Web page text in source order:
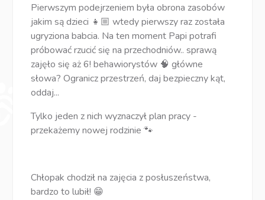
Pierwszym podejrzeniem była obrona zasobów
jakim są dzieci 👧🏼 wtedy pierwszy raz została
ugryziona babcia. Na ten moment Papi potrafi
próbować rzucić się na przechodniów.. sprawą
zajęło się aż 6! behawiorystów 🧠 główne
słowa? Ogranicz przestrzeń, daj bezpieczny kąt,
oddaj...
Tylko jeden z nich wyznaczył plan pracy -
przekażemy nowej rodzinie 🐾
Chłopak chodził na zajęcia z posłuszeństwa,
bardzo to lubił! 😁